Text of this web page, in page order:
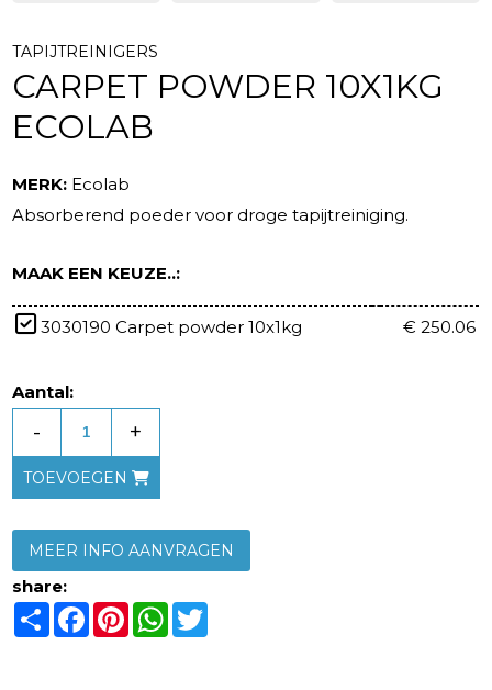
TAPIJTREINIGERS
CARPET POWDER 10X1KG
ECOLAB
MERK: Ecolab
Absorberend poeder voor droge tapijtreiniging.
MAAK EEN KEUZE..:
3030190 Carpet powder 10x1kg € 250.06
Aantal:
- +
TOEVOEGEN
MEER INFO AANVRAGEN
share:
ShareFacebook
PinterestWhatsApp